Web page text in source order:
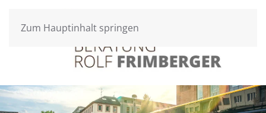
Zum Hauptinhalt springen